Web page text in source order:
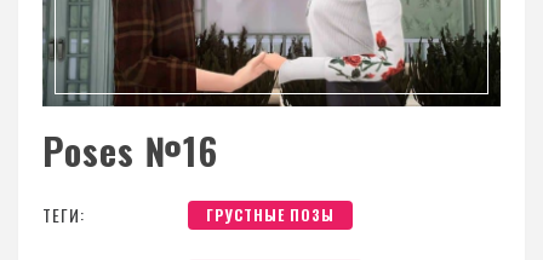
Poses №16
ТЕГИ: ГРУСТНЫЕ ПОЗЫ